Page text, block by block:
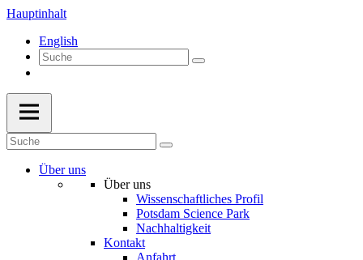
Hauptinhalt
English
Über uns
Über uns
Wissenschaftliches Profil
Potsdam Science Park
Nachhaltigkeit
Kontakt
Anfahrt